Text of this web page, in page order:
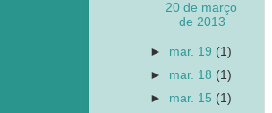
20 de março
de 2013
► mar. 19 (1)
► mar. 18 (1)
► mar. 15 (1)